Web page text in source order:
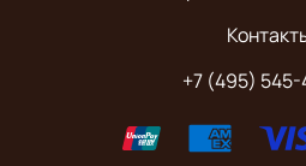
+7 (495)